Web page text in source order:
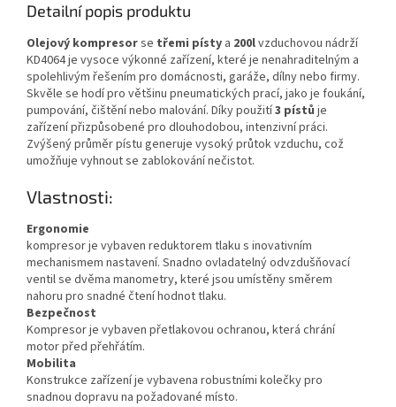
Detailní popis produktu
Olejový kompresorse třemi písty a 200lvzduchovou nádrží
KD4064 je vysoce výkonné zařízení, které je nenahraditelným a
spolehlivým řešením pro domácnosti, garáže, dílny nebo firmy.
Skvěle se hodí pro většinu pneumatických prací, jako je foukání,
pumpování, čištění nebo malování. Díky použití3 pístů je
zařízení přizpůsobené pro dlouhodobou, intenzivní práci.
Zvýšený průměr pístu generuje vysoký průtok vzduchu, což
umožňuje vyhnout se zablokování nečistot.
Vlastnosti:
Ergonomie
kompresor je vybaven reduktorem tlaku s inovativním
mechanismem nastavení. Snadno ovladatelný odvzdušňovací
ventil se dvěma manometry, které jsou umístěny směrem
nahoru pro snadné čtení hodnot tlaku.
Bezpečnost
Kompresor je vybaven přetlakovou ochranou, která chrání
motor před přehřátím.
Mobilita
Konstrukce zařízení je vybavena robustními kolečky pro
snadnou dopravu na požadované místo.